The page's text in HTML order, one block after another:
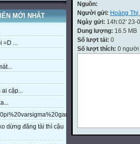
MỚI NHẤT
=D ...
cập...
dừng đăng tải thì cậu
Nguồn:
Người gửi: Hoàng
Ngày gửi: 14h:02' 23-
Dung lượng: 16.5 MB
Số lượt tải: 0
Số lượt thích: 0 người